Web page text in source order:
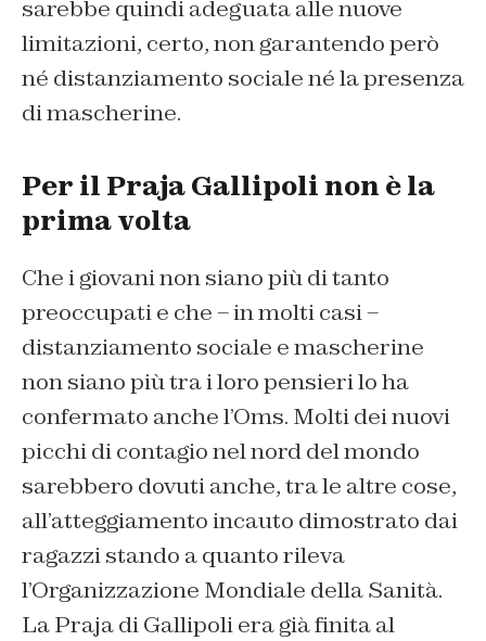
sarebbe quindi adeguata alle nuove
limitazioni, certo, non garantendo però
né distanziamento sociale né la presenza
di mascherine.
Per il Praja Gallipoli non è la
prima volta
Che i giovani non siano più di tanto
preoccupati e che – in molti casi –
distanziamento sociale e mascherine
non siano più tra i loro pensieri lo ha
confermato anche l’Oms. Molti dei nuovi
picchi di contagio nel nord del mondo
sarebbero dovuti anche, tra le altre cose,
all’atteggiamento incauto dimostrato dai
ragazzi stando a quanto rileva
l’Organizzazione Mondiale della Sanità.
La Praja di Gallipoli era già finita al